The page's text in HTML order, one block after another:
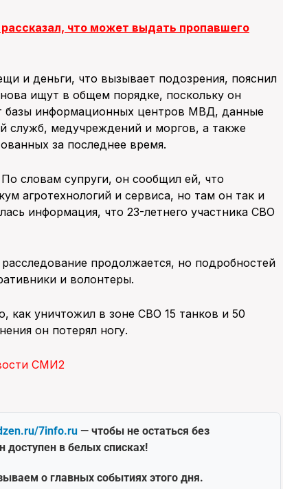
что может выдать пропавшего
и деньги, что вызывает подозрения, пояснил
ищут в общем порядке, поскольку он
базы информационных центров МВД, данные
служб, медучреждений и моргов, а также
за последнее время.
словам супруги, он сообщил ей, что
агротехнологий и сервиса, но там он так и
информация, что 23-летнего участника СВО
продолжается, но подробностей
и волонтеры.
как уничтожил в зоне СВО 15 танков и 50
он потерял ногу.
СМИ2
7info.ru — чтобы не остаться без
в белых списках!
о главных событиях этого дня.